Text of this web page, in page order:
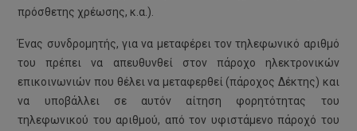
πρόσθετης χρέωσης, κ.α.).
Ένας συνδρομητής, για να μεταφέρει τον τηλεφωνικό αριθμό
του πρέπει να απευθυνθεί στον πάροχο ηλεκτρονικών
επικοινωνιών που θέλει να μεταφερθεί (πάροχος Δέκτης) και
να υποβάλλει σε αυτόν αίτηση φορητότητας του
τηλεφωνικού του αριθμού, από τον υφιστάμενο πάροχό του